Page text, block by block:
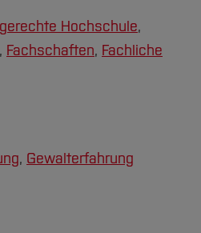
Hochschule,
, Fachschaften, Fachliche
, Gewalterfahrung